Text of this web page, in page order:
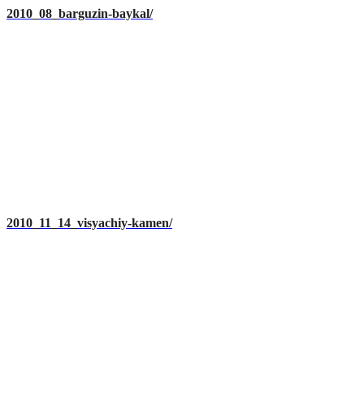
2010_08_barguzin-baykal/
2010_11_14_visyachiy-kamen/